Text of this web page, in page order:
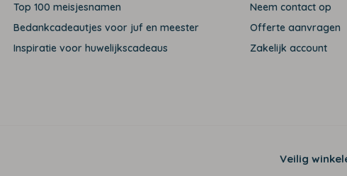
Top 100 meisjesnamen
Bedankcadeautjes voor juf en meester
Inspiratie voor huwelijkscadeaus
Neem contact op
Offerte aanvragen
Zakelijk account
Veilig